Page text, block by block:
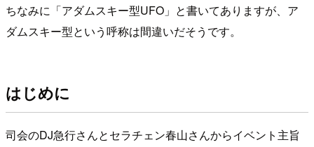
ちなみに「アダムスキー型UFO」と書いてありますが、ア
ダムスキー型という呼称は間違いだそうです。
はじめに
司会のDJ急行さんとセラチェン春山さんからイベント主旨